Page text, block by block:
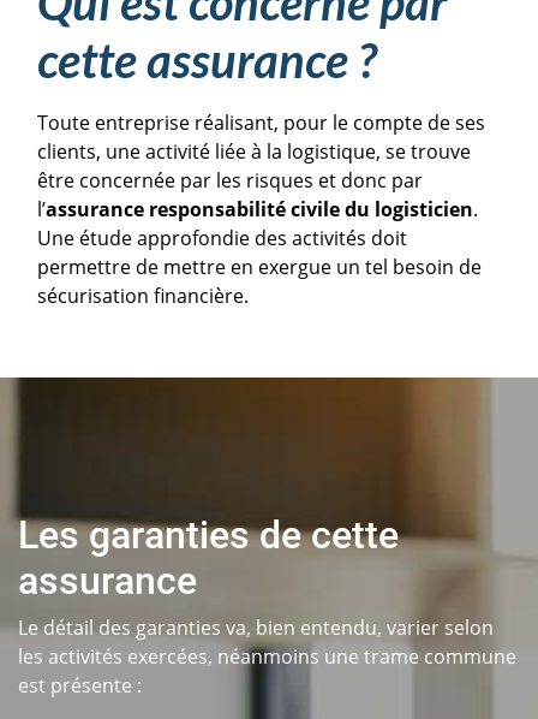
cette assurance ?
Toute entreprise réalisant, pour le compte de ses
clients, une activité liée à la logistique, se trouve
être concernée par les risques et donc par
l’assurance responsabilité civile du logisticien.
Une étude approfondie des activités doit
permettre de mettre en exergue un tel besoin de
sécurisation financière.
Les garanties de cette
assurance
Le détail des garanties va, bien entendu, varier selon
les activités exercées, néanmoins une trame commune
est présente :